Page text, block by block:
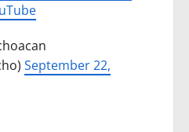
September 22,